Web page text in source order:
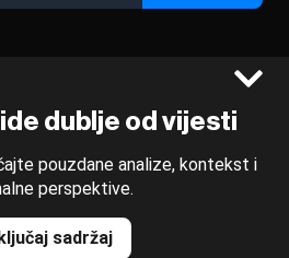
dublje od vijesti
pouzdane analize, kontekst i
perspektive.
sadržaj
All Rights Reserved. BLOOMBERG
are registered trademarks and
with permission
is a Mtel Swiss SA Property
CMS by Cubes